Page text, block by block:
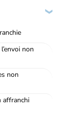
non
non
affranchi